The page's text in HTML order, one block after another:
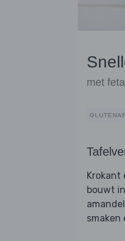
met
bouwt